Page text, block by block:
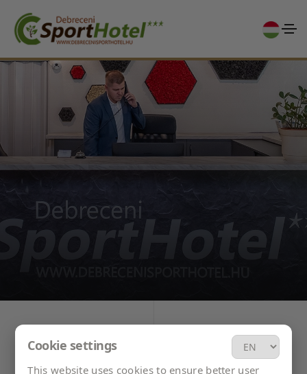
Cookie settings
This website uses cookies to ensure better user